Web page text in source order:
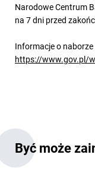
Narodowe Centrum
na 7 dni przed
Informacje o
https://www.gov.pl/
Być może